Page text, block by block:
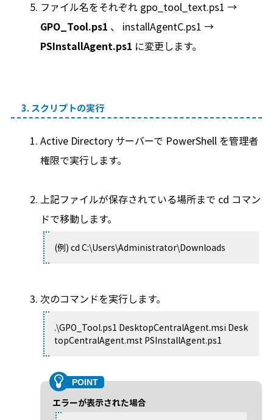
ファイル名をそれぞれ gpo_tool_text.ps1 →
GPO_Tool.ps1 、 installAgentC.ps1 →
PSInstallAgent.ps1 に変更します。
3. スクリプトの実行
Active Directory サーバーで PowerShell を管理者
権限で実行します。
上記ファイルが保存されている場所まで cd コマン
ドで移動します。
(例) cd C:\Users\Administrator\Downloads
次のコマンドを実行します。
.\GPO_Tool.ps1 DesktopCentralAgent.msi Desk
topCentralAgent.mst PSInstallAgent.ps1
エラーが表示された場合